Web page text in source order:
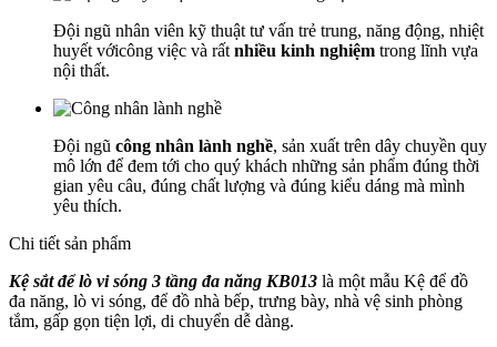
Đội ngũ nhân viên kỹ thuật tư vấn trẻ trung, năng động, nhiệt
huyết vớicông việc và rất nhiều kinh nghiệm trong lĩnh vựa
nội thất.
Đội ngũ công nhân lành nghề, sản xuất trên dây chuyền quy
mô lớn để đem tới cho quý khách những sản phẩm đúng thời
gian yêu câu, đúng chất lượng và đúng kiểu dáng mà mình
yêu thích.
Chi tiết sản phẩm
Kệ sắt để lò vi sóng 3 tầng đa năng KB013 là một mẫu Kệ để đồ
đa năng, lò vi sóng, để đồ nhà bếp, trưng bày, nhà vệ sinh phòng
tắm, gấp gọn tiện lợi, di chuyển dễ dàng.